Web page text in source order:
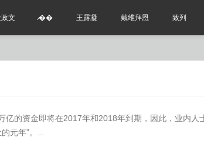
文 ̷�� 王露凝 戴维拜恩 致列
亿的资金即将在2017年和2018年到期，因此，业内人
元年”。...